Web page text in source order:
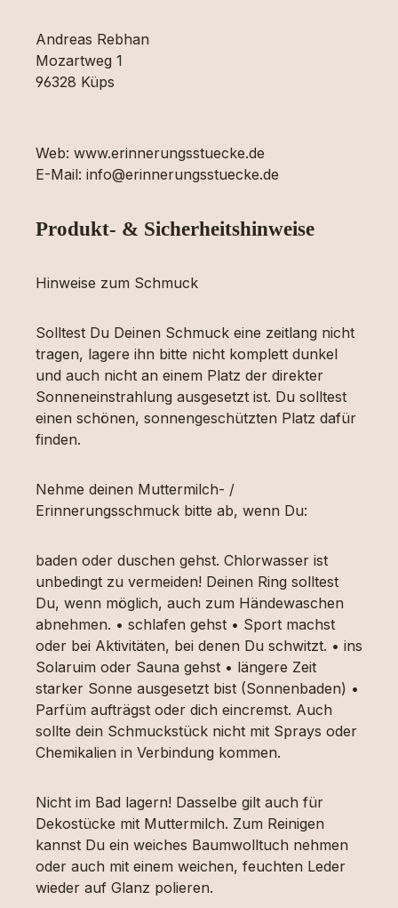
Andreas Rebhan
Mozartweg 1
96328 Küps
Web: www.erinnerungsstuecke.de
E-Mail: info@erinnerungsstuecke.de
Produkt- & Sicherheitshinweise
Hinweise zum Schmuck
Solltest Du Deinen Schmuck eine zeitlang nicht
tragen, lagere ihn bitte nicht komplett dunkel
und auch nicht an einem Platz der direkter
Sonneneinstrahlung ausgesetzt ist. Du solltest
einen schönen, sonnengeschützten Platz dafür
finden.
Nehme deinen Muttermilch- /
Erinnerungsschmuck bitte ab, wenn Du:
baden oder duschen gehst. Chlorwasser ist
unbedingt zu vermeiden! Deinen Ring solltest
Du, wenn möglich, auch zum Händewaschen
abnehmen. • schlafen gehst • Sport machst
oder bei Aktivitäten, bei denen Du schwitzt. • ins
Solaruim oder Sauna gehst • längere Zeit
starker Sonne ausgesetzt bist (Sonnenbaden) •
Parfüm aufträgst oder dich eincremst. Auch
sollte dein Schmuckstück nicht mit Sprays oder
Chemikalien in Verbindung kommen.
Nicht im Bad lagern! Dasselbe gilt auch für
Dekostücke mit Muttermilch. Zum Reinigen
kannst Du ein weiches Baumwolltuch nehmen
oder auch mit einem weichen, feuchten Leder
wieder auf Glanz polieren.